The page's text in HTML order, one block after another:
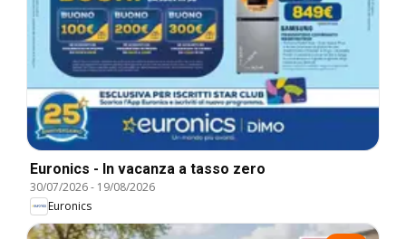
Euronics - In vacanza a tasso zero
30/07/2026- 19/08/2026
Euronics